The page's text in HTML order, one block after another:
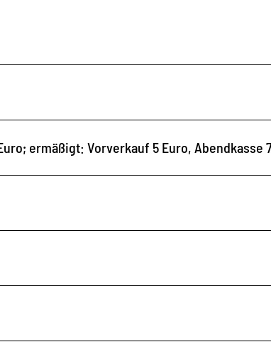
ermäßigt: Vorverkauf 5 Euro, Abendkasse